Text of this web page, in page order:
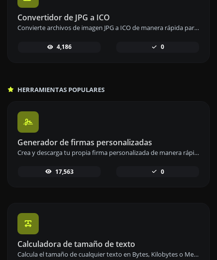
Convertidor de JPG a ICO
Convierte archivos de imagen JPG a ICO de manera rápida para crear iconos personalizados para tus aplicaciones.
4,186 0
HERRAMIENTAS POPULARES
Generador de firmas personalizadas
Crea y descarga tu propia firma personalizada de manera rápida y sencilla con nuestro generador de firmas.
17,563 0
Calculadora de tamaño de texto
Calcula el tamaño de cualquier texto en Bytes, Kilobytes o Megabytes de manera precisa y rápida.